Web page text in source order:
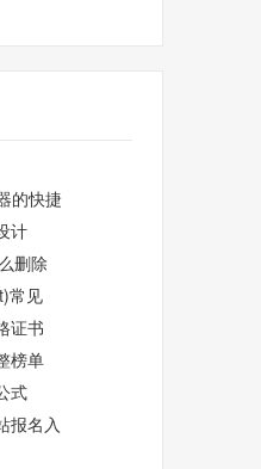
的快捷
计
删除
常见
证书
榜单
式
报名入